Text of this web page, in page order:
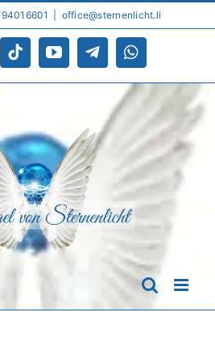
office@sternenlicht.li
TiktokYouTubeTelegramWhatsApp